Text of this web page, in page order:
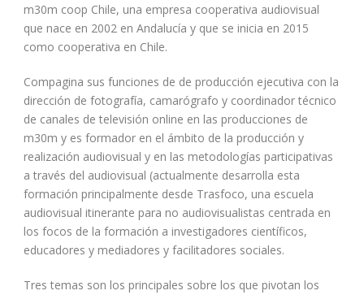
m30m coop Chile, una empresa cooperativa audiovisual
que nace en 2002 en Andalucía y que se inicia en 2015
como cooperativa en Chile.
Compagina sus funciones de de producción ejecutiva con la
dirección de fotografía, camarógrafo y coordinador técnico
de canales de televisión online en las producciones de
m30m y es formador en el ámbito de la producción y
realización audiovisual y en las metodologías participativas
a través del audiovisual (actualmente desarrolla esta
formación principalmente desde Trasfoco, una escuela
audiovisual itinerante para no audiovisualistas centrada en
los focos de la formación a investigadores científicos,
educadores y mediadores y facilitadores sociales.
Tres temas son los principales sobre los que pivotan los